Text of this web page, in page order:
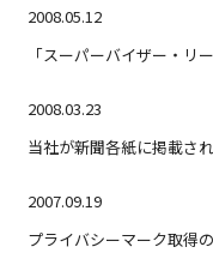
2008.05.12
「スーパーバイザー・リ
2008.03.23
当社が新聞各紙に掲載され
2007.09.19
プライバシーマーク取得